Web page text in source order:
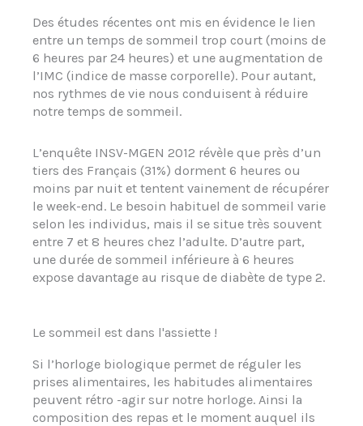
Des études récentes ont mis en évidence le lien
entre un temps de sommeil trop court (moins de
6 heures par 24 heures) et une augmentation de
l’IMC (indice de masse corporelle). Pour autant,
nos rythmes de vie nous conduisent à réduire
notre temps de sommeil.
L’enquête INSV-MGEN 2012 révèle que près d’un
tiers des Français (31%) dorment 6 heures ou
moins par nuit et tentent vainement de récupérer
le week-end. Le besoin habituel de sommeil varie
selon les individus, mais il se situe très souvent
entre 7 et 8 heures chez l’adulte. D’autre part,
une durée de sommeil inférieure à 6 heures
expose davantage au risque de diabète de type 2.
Le sommeil est dans l'assiette !
Si l’horloge biologique permet de réguler les
prises alimentaires, les habitudes alimentaires
peuvent rétro -agir sur notre horloge. Ainsi la
composition des repas et le moment auquel ils